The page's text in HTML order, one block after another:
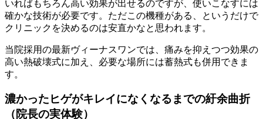
いればもちろん高い効果が出せるのですが、使いこなすには
確かな技術が必要です。ただこの機種がある、というだけで
クリニックを決めるのは安直かなと思われます。
当院採用の最新ヴィーナスワンでは、痛みを抑えつつ効果の
高い熱破壊式に加え、必要な場所には蓄熱式も併用できま
す。
濃かったヒゲがキレイになくなるまでの紆余曲折
（院長の実体験）